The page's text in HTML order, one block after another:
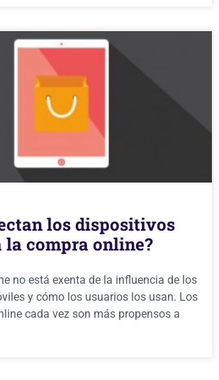
los dispositivos
la compra online?
no está exenta de la influencia de los
y cómo los usuarios los usan. Los
cada vez son más propensos a